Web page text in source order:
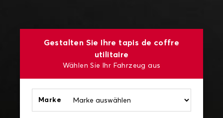
Gestalten Sie Ihre tapis de coffre
utilitaire
Wählen Sie Ihr Fahrzeug aus
Marke